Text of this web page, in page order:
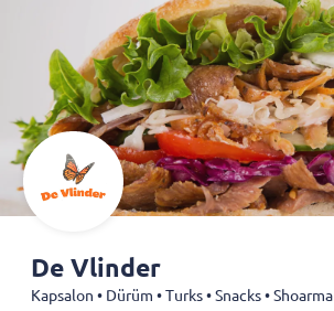
De Vlinder
Kapsalon • Dürüm • Turks • Snacks • Shoarma